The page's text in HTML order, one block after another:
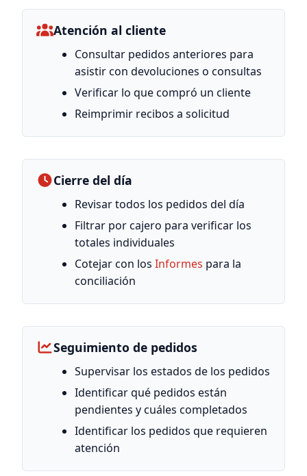
Atención al cliente
Consultar pedidos anteriores para
asistir con devoluciones o consultas
Verificar lo que compró un cliente
Reimprimir recibos a solicitud
Cierre del día
Revisar todos los pedidos del día
Filtrar por cajero para verificar los
totales individuales
Cotejar con los Informes para la
conciliación
Seguimiento de pedidos
Supervisar los estados de los pedidos
Identificar qué pedidos están
pendientes y cuáles completados
Identificar los pedidos que requieren
atención